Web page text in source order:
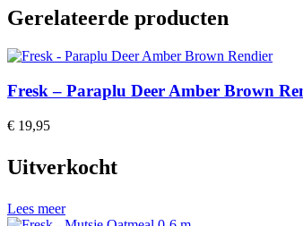
Gerelateerde producten
Fresk – Paraplu Deer Amber Brown
€ 19,95
Uitverkocht
Lees meer